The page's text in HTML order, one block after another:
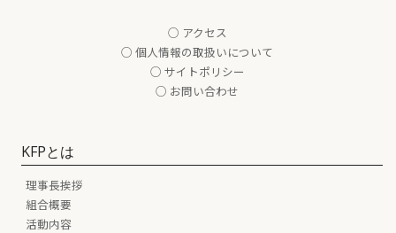
○ アクセス
○ 個人情報の取扱いについて
○ サイトポリシー
○ お問い合わせ
KFPとは
理事長挨拶
組合概要
活動内容